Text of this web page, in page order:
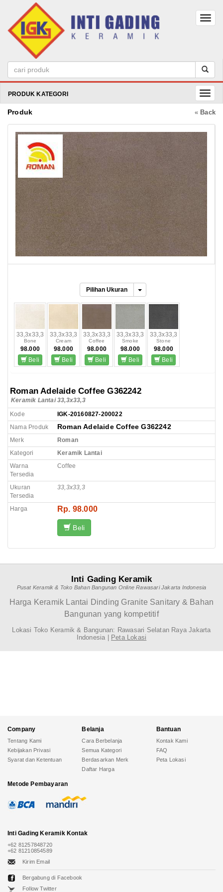
PRODUK KATEGORI
Produk « Back
Pilihan Ukuran
33,3x33,3
Bone
98.000
Beli
33,3x33,3
Cream
98.000
Beli
33,3x33,3
Coffee
98.000
Beli
33,3x33,3
Smoke
98.000
Beli
33,3x33,3
Stone
98.000
Beli
Roman Adelaide Coffee G362242
Keramik Lantai 33,3x33,3
Kode
IGK-20160827-200022
Nama Produk
Roman Adelaide Coffee G362242
Merk
Roman
Kategori
Keramik Lantai
Warna
Tersedia
Coffee
Ukuran
Tersedia
33,3x33,3
Harga Rp. 98.000
Beli
Inti Gading Keramik
Pusat Keramik & Toko Bahan Bangunan Online Rawasari Jakarta Indonesia
Harga Keramik Lantai Dinding Granite Sanitary & Bahan
Bangunan yang kompetitif
Lokasi Toko Keramik & Bangunan: Rawasari Selatan Raya Jakarta
Indonesia |
Peta Lokasi
Company
Tentang Kami
Kebijakan Privasi
Syarat dan Ketentuan
Belanja
Cara Berbelanja
Semua Kategori
Berdasarkan Merk
Daftar Harga
Bantuan
Kontak Kami
FAQ
Peta Lokasi
Metode Pembayaran
Inti Gading Keramik Kontak
+62 81257848720
+62 81210854589
Kirim Email
Bergabung di Facebook
Follow Twitter